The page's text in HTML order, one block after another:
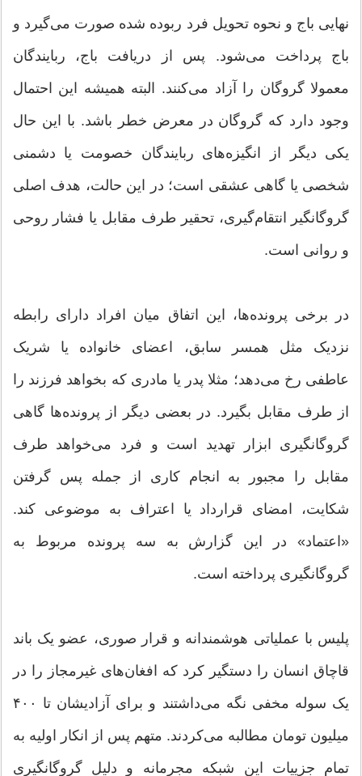
نهایی باج و نحوه تحویل فرد ربوده شده صورت می‌گیرد و
باج پرداخت می‌شود. پس از دریافت باج، ربایندگان
معمولا گروگان را آزاد می‌کنند. البته همیشه این احتمال
وجود دارد که گروگان در معرض خطر باشد. با این حال
یکی دیگر از انگیزه‌های ربایندگان خصومت یا دشمنی
شخصی یا گاهی عشقی است؛ در این حالت، هدف اصلی
گروگانگیر انتقام‌گیری، تحقیر طرف مقابل یا فشار روحی
و روانی است.
در برخی پرونده‌ها، این اتفاق میان افراد دارای رابطه
نزدیک مثل همسر سابق، اعضای خانواده یا شریک
عاطفی رخ می‌دهد؛ مثلا پدر یا مادری که بخواهد فرزند را
از طرف مقابل بگیرد. در بعضی دیگر از پرونده‌ها گاهی
گروگانگیری ابزار تهدید است و فرد می‌خواهد طرف
مقابل را مجبور به انجام کاری از جمله پس گرفتن
شکایت، امضای قرارداد یا اعتراف به موضوعی کند.
«اعتماد» در این گزارش به سه پرونده مربوط به
گروگانگیری پرداخته است.
پلیس با عملیاتی هوشمندانه و قرار صوری، عضو یک باند
قاچاق انسان را دستگیر کرد که افغان‌های غیرمجاز را در
یک سوله مخفی نگه می‌داشتند و برای آزادیشان تا ۴۰۰
میلیون تومان مطالبه می‌کردند. متهم پس از انکار اولیه به
تمام جزییات این شبکه مجرمانه و دلیل گروگانگیری